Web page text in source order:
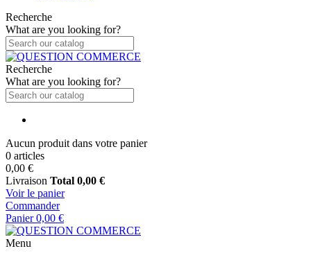
Recherche
What are you looking for?
Recherche
What are you looking for?
Aucun produit dans votre panier
0 articles
0,00 €
Livraison Total 0,00 €
Voir le panier
Commander
Panier 0,00 €
Menu